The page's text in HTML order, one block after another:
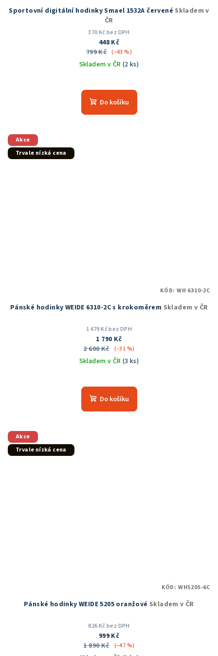
Sportovní digitální hodinky Smael 1532A červené Skladem v
ČR
370 Kč bez DPH
448 Kč
799 Kč (–43 %)
Skladem v ČR (2 ks)
hodnocení
produktu
Do košíku
Akce
Trvale nízká cena
Pánské hodinky WEIDE 6310-2C s krokoměrem Skladem v ČR
1 479 Kč bez DPH
1 790 Kč
2 600 Kč
(–31 %)
Skladem v ČR (3 ks)
Do košíku
KÓD: WH 6310-2C
Akce
Trvale nízká cena
Pánské hodinky WEIDE 5205 oranžové Skladem v ČR
826 Kč bez DPH
999 Kč
1 890 Kč
(–47 %)
KÓD: WH5205-6C